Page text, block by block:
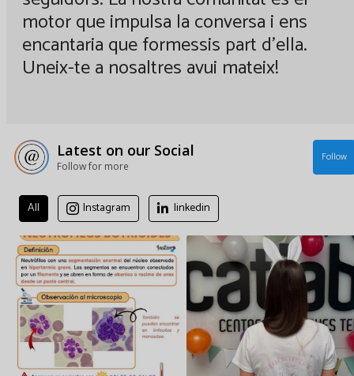
motor que impulsa la conversa i ens
encantaria que formessis part d'ella.
Uneix-te a nosaltres avui mateix!
Latest on our Social
Follow for more
Follow
All Instagram linkedin